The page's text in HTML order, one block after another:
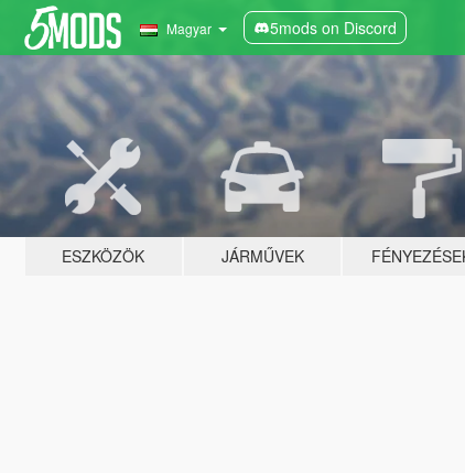
Magyar 5mods on Discord
ESZKÖZÖK JÁRMŰVEK